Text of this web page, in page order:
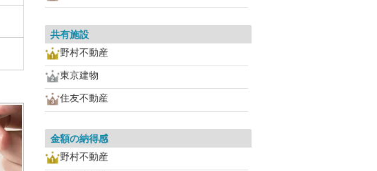
共有施設
野村不動産
東京建物
住友不動産
金額の納得感
野村不動産